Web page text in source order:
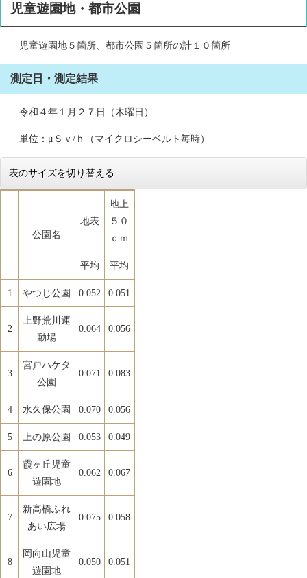
児童遊園地・都市公園
児童遊園地５箇所、都市公園５箇所の計１０箇所
測定日・測定結果
令和４年１月２７日（木曜日）
単位：μＳｖ/ｈ（マイクロシーベルト毎時）
表のサイズを切り替える
公園名
地表
地上
５０
ｃｍ
平均 平均
1 やつじ公園 0.052 0.051
2
上野荒川運
動場
0.064 0.056
3
宮戸ハケタ
公園
0.071 0.083
4 水久保公園 0.070 0.056
5 上の原公園 0.053 0.049
6
霞ヶ丘児童
遊園地
0.062 0.067
7
新高橋ふれ
あい広場
0.075 0.058
8
岡向山児童
遊園地
0.050 0.051